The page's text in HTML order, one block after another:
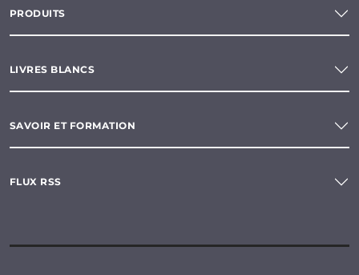
PRODUITS
LIVRES BLANCS
SAVOIR ET FORMATION
FLUX RSS